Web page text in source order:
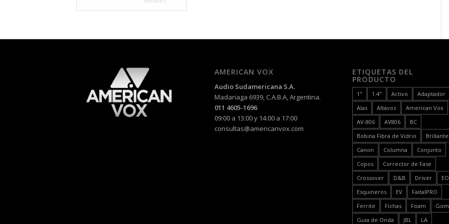
AMERICAN VOX
Audio Sudamericana S.A.
Madariaga 6939, C.A.B.A, Argentina.
011 4605-1696
09:00 a 13:00 y 14:00 a 17:00
consultas@americanvox.com
ETIQUETAS DEL
PRODUCTO
1" 1.4" Activo
Adaptador
Alas
Altavoz
American Vox
AV-806
AV806
BC
Bobina Fibra de Vidrio
Canon
Columna
Conjunto
Copos
Corrector de Fase
Crossover
D&B Driver
Esquineros
EV
FaitalPRO
Ferrite
Fichas Foam
Guia de Onda
JBL LA